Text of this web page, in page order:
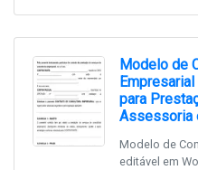
Modelo de
para
Assessoria
Modelo de
editável em